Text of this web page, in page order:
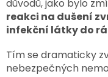
důvodů, jako bylo
reakci na dušení
infekční látky do
Tím se dramaticky
nebezpečných